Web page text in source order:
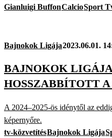
Gianluigi BuffonCalcioSport
Bajnokok Ligája2023.06.01.
BAJNOKOK
HOSSZABBÍTOTT
A 2024–2025-ös idénytől az
képernyőre.
tv-közvetítésBajnokok Ligája